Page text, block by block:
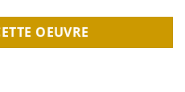
OEUVRE